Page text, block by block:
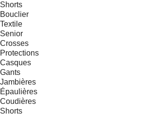
Shorts
Bouclier
Textile
Senior
Crosses
Protections
Casques
Gants
Jambières
Épaulières
Coudières
Shorts